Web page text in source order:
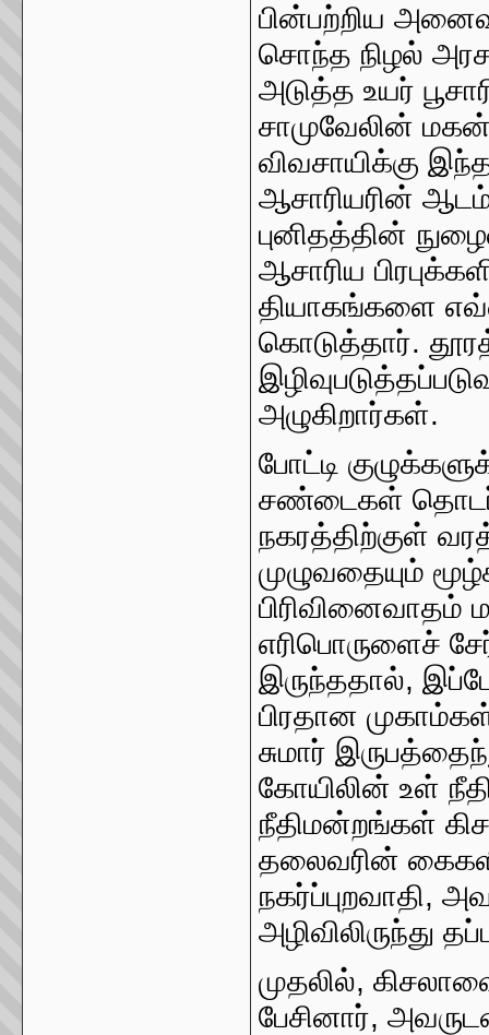
பின்பற்றிய
சொந்த நிழல்
அடுத்த உயர்
சாமுவேலின்
விவசாயிக்கு
ஆசாரியரின்
புனிதத்தின்
ஆசாரிய
தியாகங்களை
கொடுத்தார்.
அழுகிறார்கள்.
போட்டி
சண்டைகள்
நகரத்திற்குள்
முழுவதையும்
பிரிவினைவாதம்
எரிபொருளைச்
இருந்ததால்,
பிரதான
சுமார்
கோயிலின் உள்
நீதிமன்றங்கள்
தலைவரின்
நகர்ப்புறவாதி,
அழிவிலிருந்து
முதலில்,
பேசினார்,